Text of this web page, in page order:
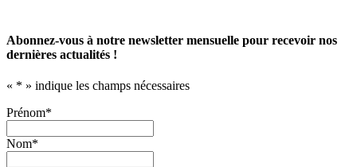
Abonnez-vous à notre newsletter mensuelle pour recevoir nos
dernières actualités !
« * » indique les champs nécessaires
Prénom*
Nom*